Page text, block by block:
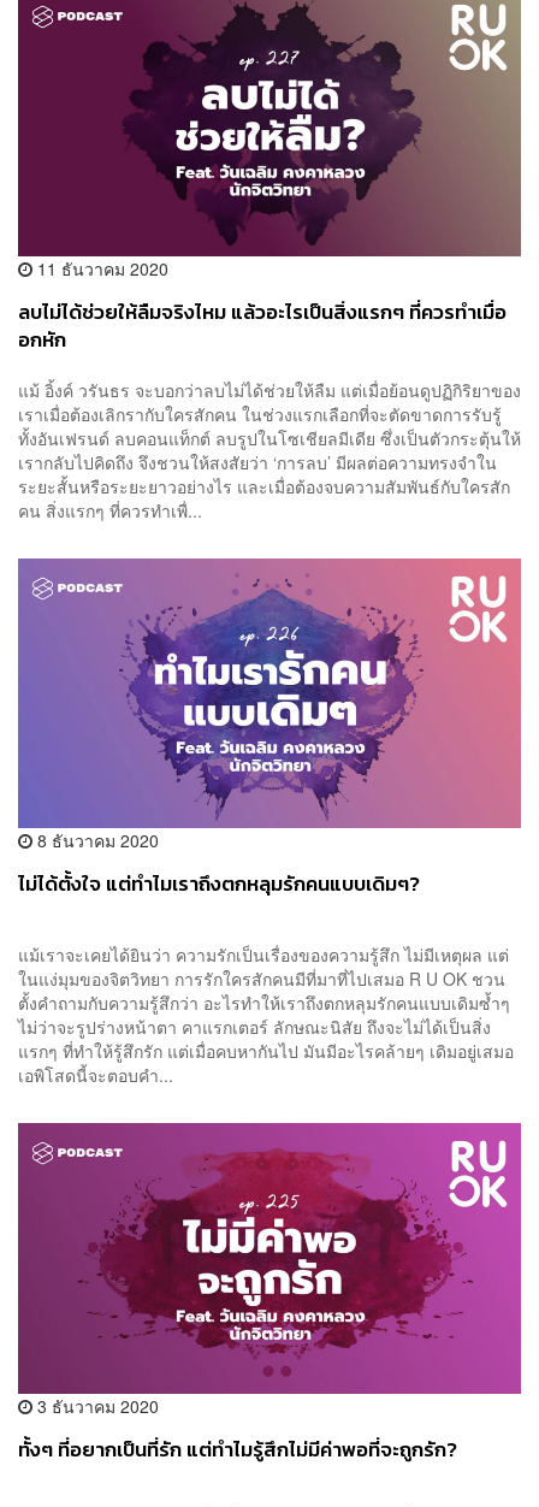
11 ธันวาคม 2020
ลบไม่ได้ช่วยให้ลืมจริงไหม แล้วอะไรเป็นสิ่งแรกๆ ที่ควรทำเมื่อ
อกหัก
แม้ อิ้งค์ วรันธร จะบอกว่าลบไม่ได้ช่วยให้ลืม แต่เมื่อย้อนดูปฏิกิริยาของ
เราเมื่อต้องเลิกรากับใครสักคน ในช่วงแรกเลือกที่จะตัดขาดการรับรู้
ทั้งอันเฟรนด์ ลบคอนแท็กต์ ลบรูปในโซเชียลมีเดีย ซึ่งเป็นตัวกระตุ้นให้
เรากลับไปคิดถึง จึงชวนให้สงสัยว่า ‘การลบ’ มีผลต่อความทรงจำใน
ระยะสั้นหรือระยะยาวอย่างไร และเมื่อต้องจบความสัมพันธ์กับใครสัก
คน สิ่งแรกๆ ที่ควรทำเพื่...
8 ธันวาคม 2020
ไม่ได้ตั้งใจ แต่ทำไมเราถึงตกหลุมรักคนแบบเดิมๆ?
แม้เราจะเคยได้ยินว่า ความรักเป็นเรื่องของความรู้สึก ไม่มีเหตุผล แต่
ในแง่มุมของจิตวิทยา การรักใครสักคนมีที่มาที่ไปเสมอ R U OK ชวน
ตั้งคำถามกับความรู้สึกว่า อะไรทำให้เราถึงตกหลุมรักคนแบบเดิมซ้ำๆ
ไม่ว่าจะรูปร่างหน้าตา คาแรกเตอร์ ลักษณะนิสัย ถึงจะไม่ได้เป็นสิ่ง
แรกๆ ที่ทำให้รู้สึกรัก แต่เมื่อคบหากันไป มันมีอะไรคล้ายๆ เดิมอยู่เสมอ
เอพิโสดนี้จะตอบคำ...
3 ธันวาคม 2020
ทั้งๆ ที่อยากเป็นที่รัก แต่ทำไมรู้สึกไม่มีค่าพอที่จะถูกรัก?